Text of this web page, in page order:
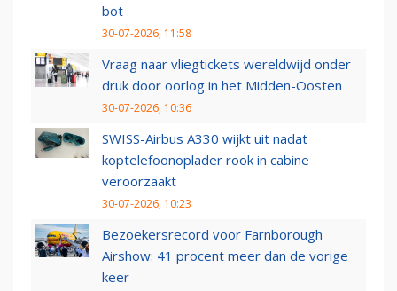
bot
30-07-2026, 11:58
Vraag naar vliegtickets wereldwijd onder
druk door oorlog in het Midden-Oosten
30-07-2026, 10:36
SWISS-Airbus A330 wijkt uit nadat
koptelefoonoplader rook in cabine
veroorzaakt
30-07-2026, 10:23
Bezoekersrecord voor Farnborough
Airshow: 41 procent meer dan de vorige
keer